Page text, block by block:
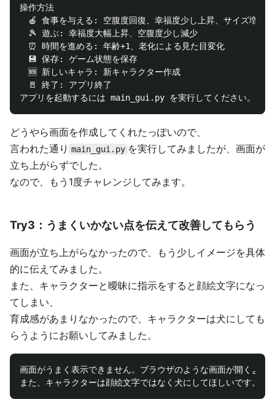
操作方法
🍎 食事を与える: 空腹度回復、幸福度少し上昇、サイズ増加
🎾 遊ぶ: 幸福度大幅上昇、空腹度少し減少
⏰ 時間を進める: 年齢+1、老化による見た目変化
💾 保存: ゲーム状態を保存
🆕 新しいキャラ: 新キャラクター作成
🚪 終了: アプリ終了
どうやら画面を作成してくれたっぽいので、
言われた通り main_gui.py を実行してみましたが、画面が
立ち上がらずでした。
なので、もう1度チャレンジしてみます。
Try3：うまくいかない点を伝えて改善してもらう
画面が立ち上がらなかったので、もう少しイメージを具体
的に伝えてみました。
また、キャラクターと曖昧に指示をすると顔絵文字になっ
てしまい、
育成感があまりなかったので、キャラクターは犬にしても
らうようにお願いしてみました。
画面がうまく表示できません。ブラウザのような画面が開くよう